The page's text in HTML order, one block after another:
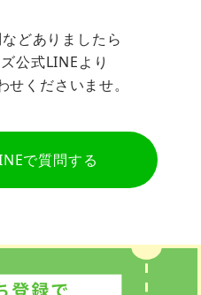
どありましたら
公式LINEより
くださいませ。
で質問する